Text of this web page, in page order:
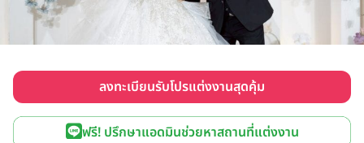
ลงทะเบียนรับโปรแต่งงานสุดคุ้ม
ฟรี! ปรึกษาแอดมินช่วยหาสถานที่แต่งงาน